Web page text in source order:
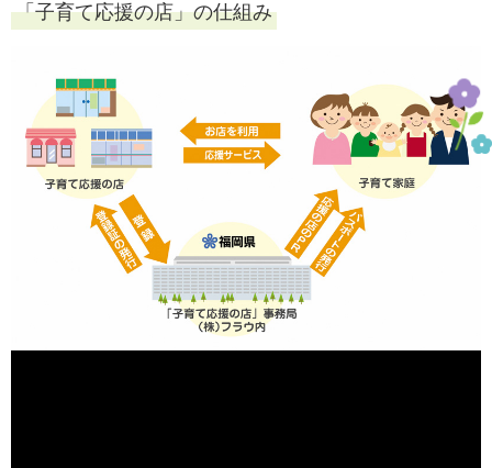
「子育て応援の店」の仕組み